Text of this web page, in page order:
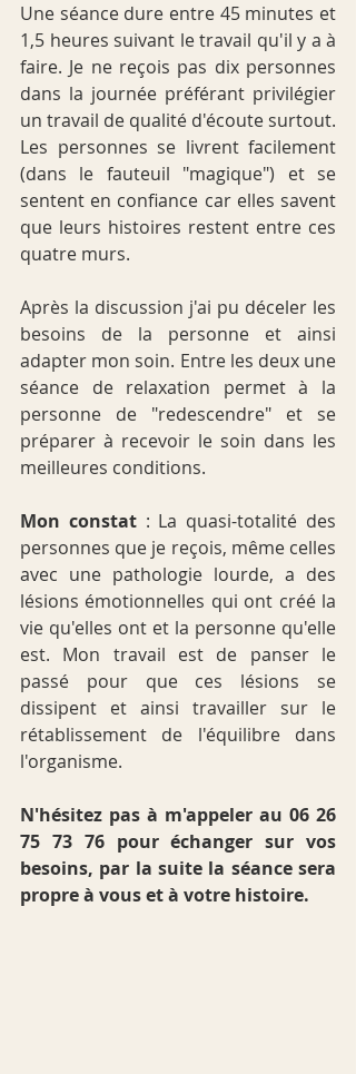
Une séance dure entre 45 minutes et
1,5 heures suivant le travail qu'il y a à
faire. Je ne reçois pas dix personnes
dans la journée préférant privilégier
un travail de qualité d'écoute surtout.
Les personnes se livrent facilement
(dans le fauteuil "magique") et se
sentent en confiance car elles savent
que leurs histoires restent entre ces
quatre murs.
Après la discussion j'ai pu déceler les
besoins de la personne et ainsi
adapter mon soin. Entre les deux une
séance de relaxation permet à la
personne de "redescendre" et se
préparer à recevoir le soin dans les
meilleures conditions.
Mon constat : La quasi-totalité des
personnes que je reçois, même celles
avec une pathologie lourde, a des
lésions émotionnelles qui ont créé la
vie qu'elles ont et la personne qu'elle
est. Mon travail est de panser le
passé pour que ces lésions se
dissipent et ainsi travailler sur le
rétablissement de l'équilibre dans
l'organisme.
N'hésitez pas à m'appeler au 06 26
75 73 76 pour échanger sur vos
besoins, par la suite la séance sera
propre à vous et à votre histoire.